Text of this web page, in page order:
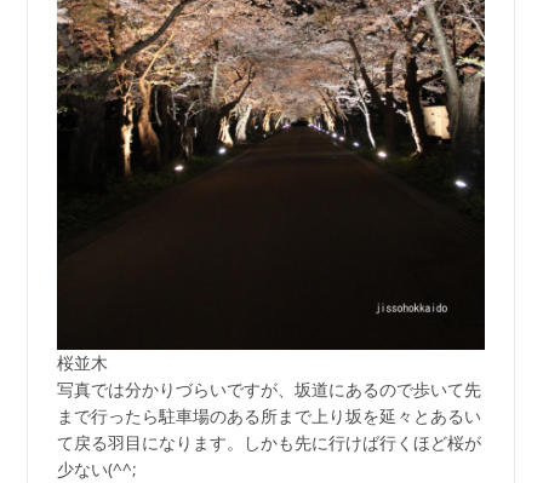
桜並木
写真では分かりづらいですが、坂道にあるので歩いて先
まで行ったら駐車場のある所まで上り坂を延々とあるい
て戻る羽目になります。しかも先に行けば行くほど桜が
少ない(^^;